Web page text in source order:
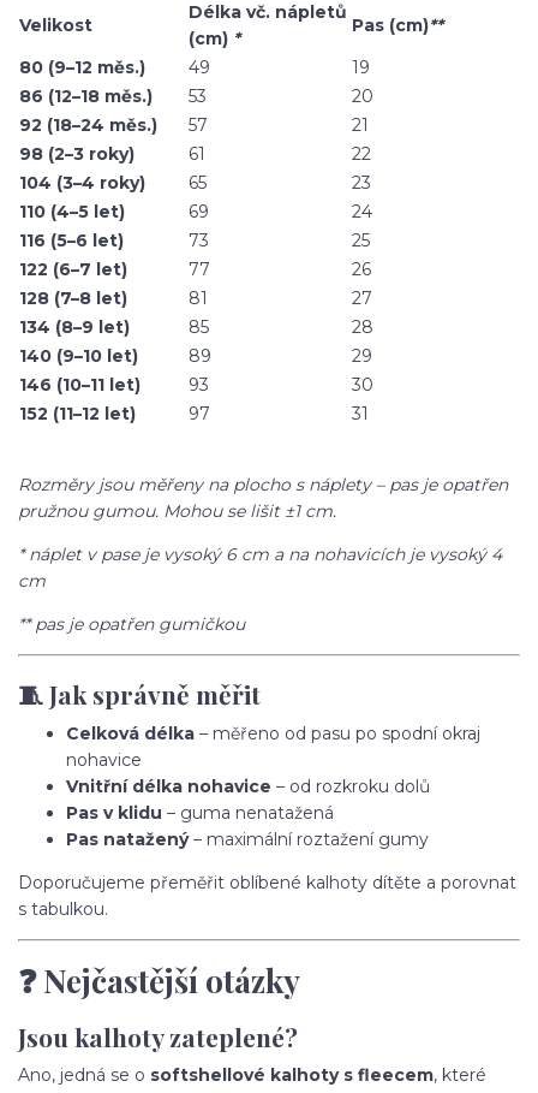
Velikost
Délka vč. nápletů
(cm) *
Pas (cm)**
80 (9–12 měs.)
49
19
86 (12–18 měs.)
53
20
92 (18–24 měs.)
57
21
98 (2–3 roky)
61
22
104 (3–4 roky)
65
23
110 (4–5 let)
69
24
116 (5–6 let)
73
25
122 (6–7 let)
77
26
128 (7–8 let)
81
27
134 (8–9 let)
85
28
140 (9–10 let)
89
29
146 (10–11 let)
93
30
152 (11–12 let)
97 31
Rozměry jsou měřeny na plocho s náplety – pas je opatřen
pružnou gumou. Mohou se lišit ±1 cm.
* náplet v pase je vysoký 6 cm a na nohavicích je vysoký 4
cm
** pas je opatřen gumičkou
🧵 Jak správně měřit
Celková délka – měřeno od pasu po spodní okraj
nohavice
Vnitřní délka nohavice – od rozkroku dolů
Pas v klidu – guma nenatažená
Pas natažený– maximální roztažení gumy
Doporučujeme přeměřit oblíbené kalhoty dítěte a porovnat
s tabulkou.
❓ Nejčastější otázky
Jsou kalhoty zateplené?
Ano, jedná se o softshellové kalhoty s fleecem, které